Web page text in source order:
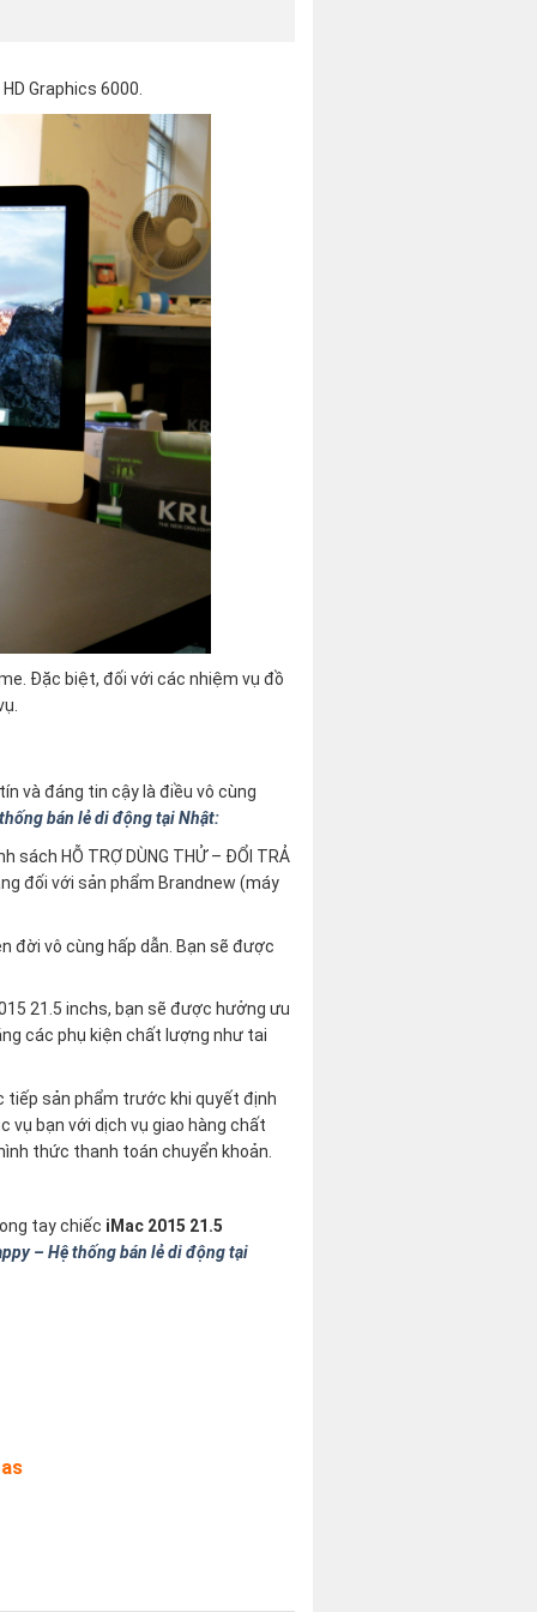
Graphics 6000.
Đặc biệt, đối với các nhiệm vụ đồ
và đáng tin cậy là điều vô cùng
bán lẻ di động tại Nhật:
HỖ TRỢ DÙNG THỬ – ĐỔI TRẢ
đối với sản phẩm Brandnew (máy
đời vô cùng hấp dẫn. Bạn sẽ được
21.5 inchs, bạn sẽ được hưởng ưu
các phụ kiện chất lượng như tai
tiếp sản phẩm trước khi quyết định
vụ bạn với dịch vụ giao hàng chất
thức thanh toán chuyển khoản.
tay chiếc iMac 2015 21.5
– Hệ thống bán lẻ di động tại